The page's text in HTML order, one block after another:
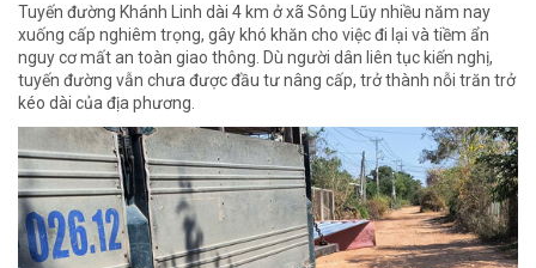
Tuyến đường Khánh Linh dài 4 km ở xã Sông Lũy nhiều năm nay
xuống cấp nghiêm trọng, gây khó khăn cho việc đi lại và tiềm ẩn
nguy cơ mất an toàn giao thông. Dù người dân liên tục kiến nghị,
tuyến đường vẫn chưa được đầu tư nâng cấp, trở thành nỗi trăn trở
kéo dài của địa phương.